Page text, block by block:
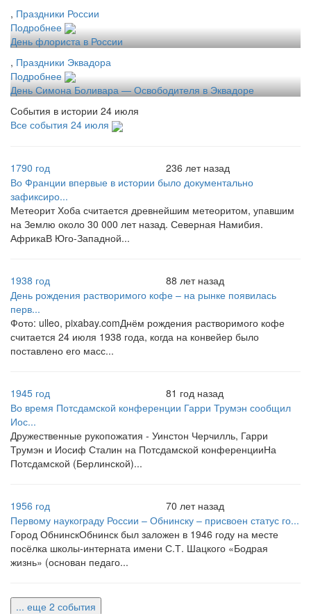
, Праздники России
Подробнее
День флориста в России
, Праздники Эквадора
Подробнее
День Симона Боливара — Освободителя в Эквадоре
События в истории 24 июля
Все события 24 июля
1790 год
236 лет назад
Во Франции впервые в истории было документально
зафиксиро...
Метеорит Хоба считается древнейшим метеоритом, упавшим
на Землю около 30 000 лет назад. Северная Намибия.
АфрикаВ Юго-Западной...
1938 год
88 лет назад
День рождения растворимого кофе – на рынке появилась
перв...
Фото: ulleo, pixabay.comДнём рождения растворимого кофе
считается 24 июля 1938 года, когда на конвейер было
поставлено его масс...
1945 год
81 год назад
Во время Потсдамской конференции Гарри Трумэн сообщил
Иос...
Дружественные рукопожатия - Уинстон Черчилль, Гарри
Трумэн и Иосиф Сталин на Потсдамской конференцииНа
Потсдамской (Берлинской)...
1956 год
70 лет назад
Первому наукограду России – Обнинску – присвоен статус го...
Город ОбнинскОбнинск был заложен в 1946 году на месте
посёлка школы-интерната имени С.Т. Шацкого «Бодрая
жизнь» (основан педаго...
... еще 2 события